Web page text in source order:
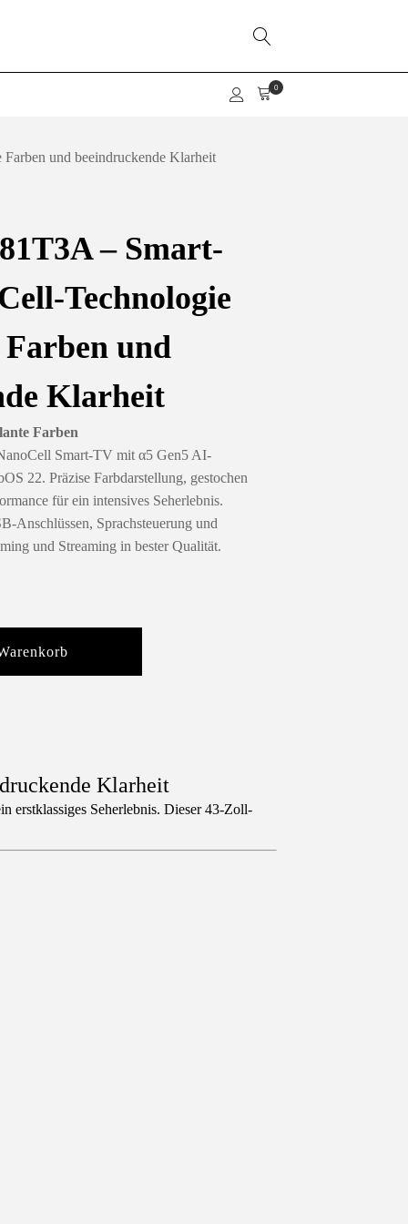
und beeindruckende Klarheit
– Smart-
Technologie
und
Klarheit
Farben
Smart-TV mit α5 Gen5 AI-
22. Präzise Farbdarstellung, gestochen
für ein intensives Seherlebnis.
Anschlüssen, Sprachsteuerung und
und Streaming in bester Qualität.
Klarheit
erstklassiges Seherlebnis. Dieser 43-Zoll-